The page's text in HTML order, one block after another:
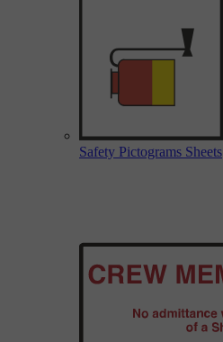
Safety Pictograms Sheets